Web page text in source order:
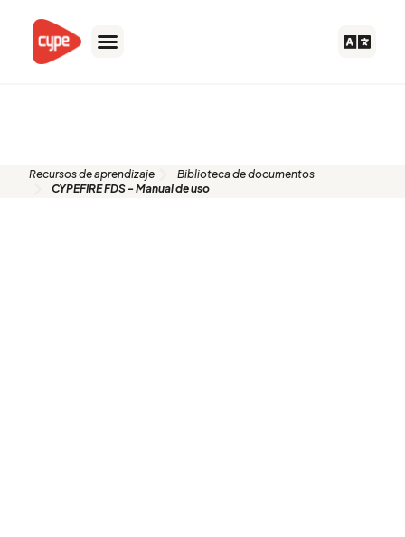
contenido
Recursos de aprendizaje
Biblioteca de documentos
CYPEFIRE FDS - Manual de uso